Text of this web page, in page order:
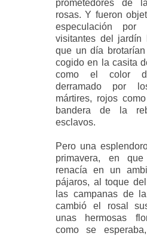
prometedores de
rosas. Y fueron
especulación
visitantes del jardín
que un día
cogido en la casita
como el color
derramado por
mártires, rojos
bandera de la
esclavos.
Pero una
primavera, en
renacía en un
pájaros, al toque
las campanas de
cambió el rosal
unas hermosas
como se